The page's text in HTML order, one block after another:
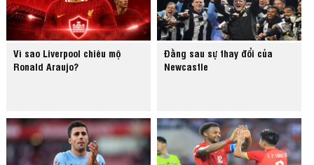
Vì sao Liverpool chiêu mộ
Ronald Araujo?
Đằng sau sự thay đổi của
Newcastle